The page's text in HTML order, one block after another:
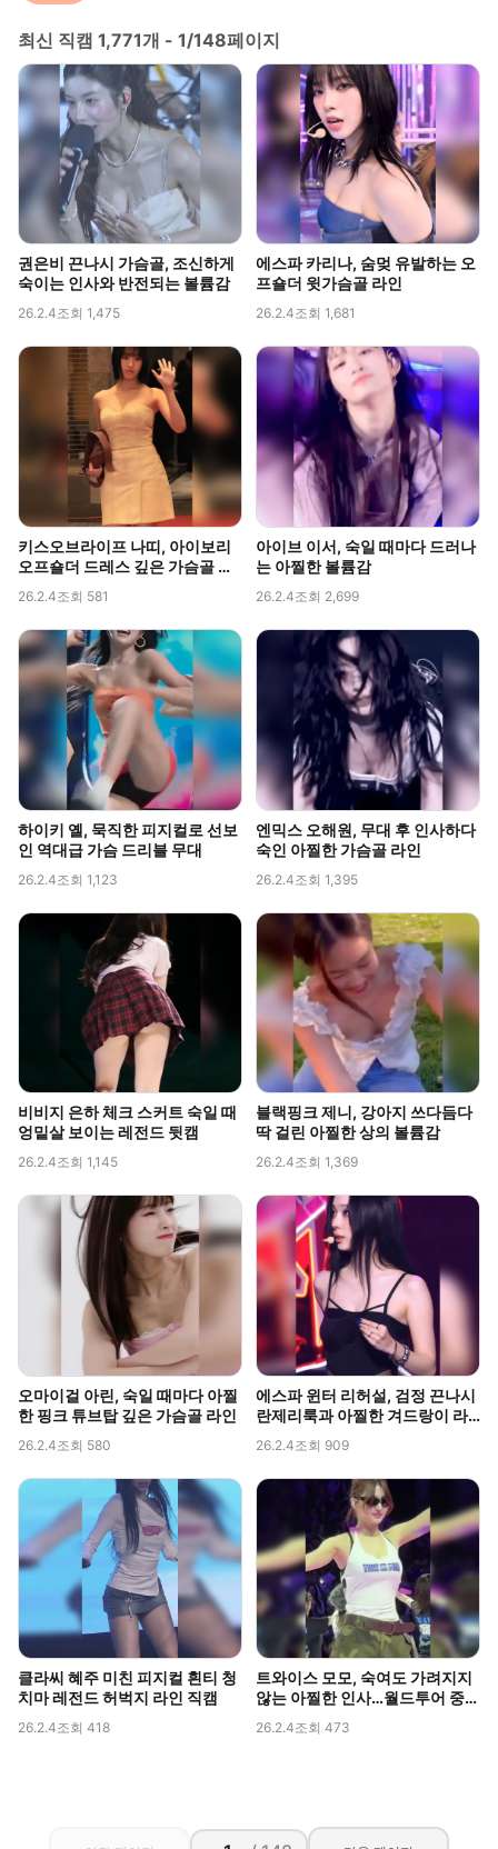
최신 직캠 1,771개 - 1/148페이지
권은비 끈나시 가슴골, 조신하게
숙이는 인사와 반전되는 볼륨감
26.2.4조회 1,475
에스파 카리나, 숨멎 유발하는 오
프숄더 윗가슴골 라인
26.2.4조회 1,681
키스오브라이프 나띠, 아이보리
오프숄더 드레스 깊은 가슴골 라
26.2.4조회 581
아이브 이서, 숙일 때마다 드러나
는 아찔한 볼륨감
26.2.4조회 2,699
하이키 옐, 묵직한 피지컬로 선보
인 역대급 가슴 드리블 무대
26.2.4조회 1,123
엔믹스 오해원, 무대 후 인사하다
숙인 아찔한 가슴골 라인
26.2.4조회 1,395
비비지 은하 체크 스커트 숙일 때
엉밑살 보이는 레전드 뒷캠
26.2.4조회 1,145
블랙핑크 제니, 강아지 쓰다듬다
딱 걸린 아찔한 상의 볼륨감
26.2.4조회 1,369
오마이걸 아린, 숙일 때마다 아찔
한 핑크 튜브탑 깊은 가슴골 라인
26.2.4조회 580
에스파 윈터 리허설, 검정 끈나시
란제리룩과 아찔한 겨드랑이 라
26.2.4조회 909
클라씨 혜주 미친 피지컬 흰티 청
치마 레전드 허벅지 라인 직캠
26.2.4조회 418
트와이스 모모, 숙여도 가려지지
않는 아찔한 인사…월드투어 중
26.2.4조회 473